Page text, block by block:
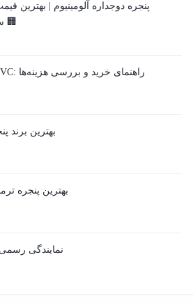
پنجره دوجداره آلومینیوم | بهترین
ساختمان‌های مدرن 🏢
قیمت پنجره UPVC: راهنمای خرید و بررسی هزینه‌ها
بهترین برند
بهترین پنجره
نمایندگی